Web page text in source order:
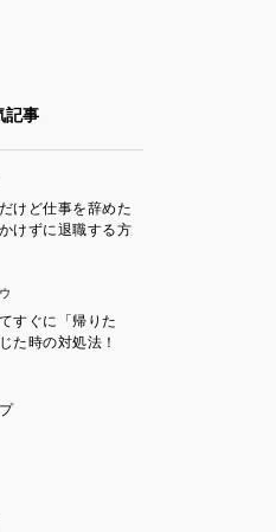
記事
けど仕事を辞めた
けずに退職する方
すぐに「帰りた
た時の対処法！